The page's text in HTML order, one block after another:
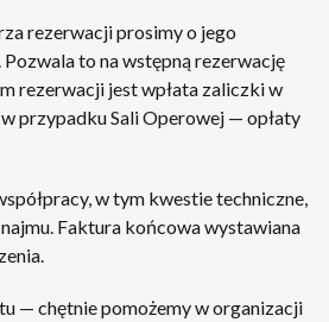
rezerwacji prosimy o jego
Pozwala to na wstępną rezerwację
rezerwacji jest wpłata zaliczki w
przypadku Sali Operowej — opłaty
w tym kwestie techniczne,
Faktura końcowa wystawiana
— chętnie pomożemy w organizacji